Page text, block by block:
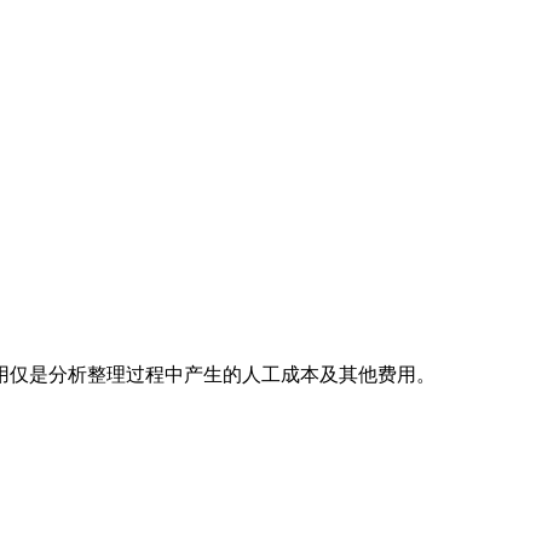
是分析整理过程中产生的人工成本及其他费用。